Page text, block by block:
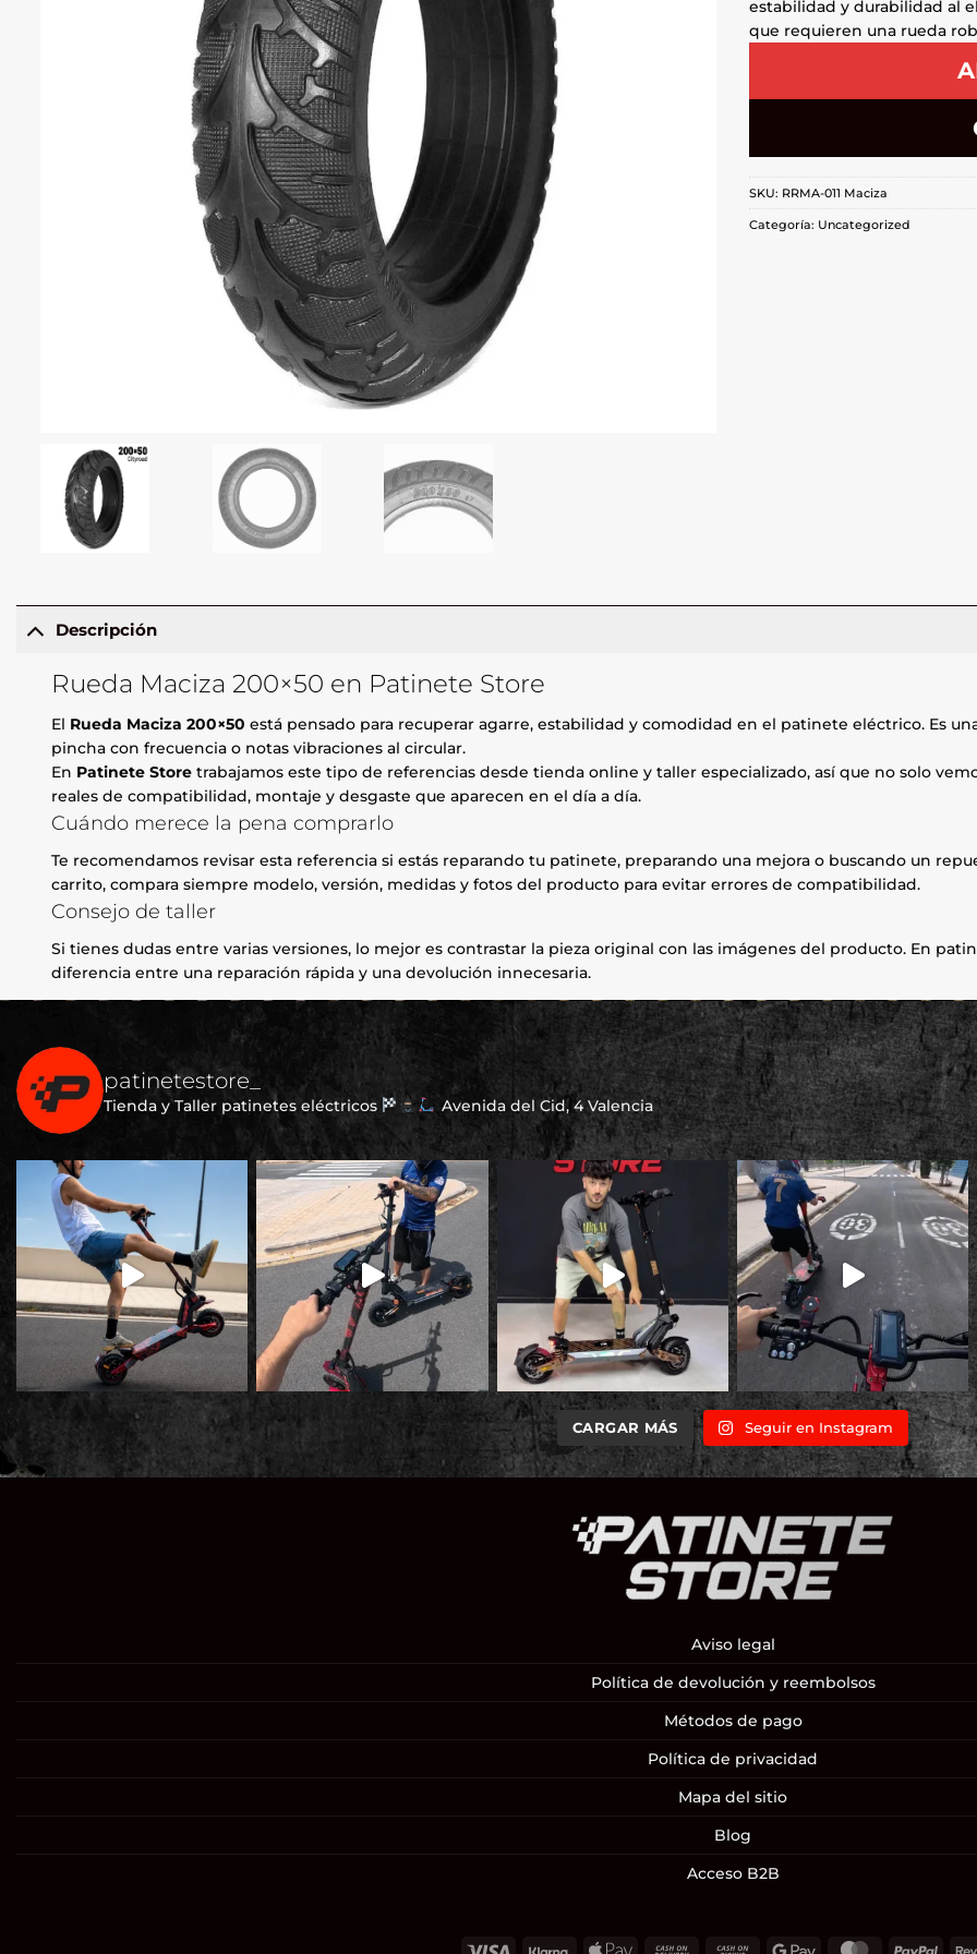
estabilidad y durabilidad al
que requieren una rueda
SKU: RRMA-011 Maciza
Categoría: Uncategorized
Descripción
Rueda Maciza 200×50 en Patinete Store
El Rueda Maciza 200×50 está pensado para recuperar agarre, estabilidad y comodidad en el patinete eléctrico. Es
pincha con frecuencia o notas vibraciones al circular.
En Patinete Store trabajamos este tipo de referencias desde tienda online y taller especializado, así que no solo
reales de compatibilidad, montaje y desgaste que aparecen en el día a día.
Cuándo merece la pena comprarlo
Te recomendamos revisar esta referencia si estás reparando tu patinete, preparando una mejora o buscando un
carrito, compara siempre modelo, versión, medidas y fotos del producto para evitar errores de compatibilidad.
Consejo de taller
Si tienes dudas entre varias versiones, lo mejor es contrastar la pieza original con las imágenes del producto. En
diferencia entre una reparación rápida y una devolución innecesaria.
patinetestore_
Tienda y Taller patinetes eléctricos Avenida del Cid, 4 Valencia
CARGAR MÁS Seguir en Instagram
Aviso legal
Política de devolución y reembolsos
Métodos de pago
Política de privacidad
Mapa del sitio
Blog
Acceso B2B
Visa Klarna Apple Cash Cash Google MasterCard